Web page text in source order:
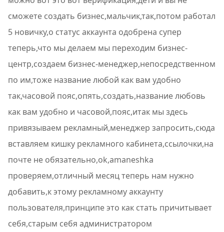
сможете создать бизнес,мальчик,так,потом работал
5 новичку,о статус аккаунта одобрена супер
теперь,что мы делаем мы переходим бизнес-
центр,создаем бизнес-менеджер,непосредственном
по им,тоже название любой как вам удобно
так,часовой пояс,опять,создать,название любовь
как вам удобно и часовой,пояс,итак мы здесь
привязываем рекламный,менеджер запросить,сюда
вставляем кишку рекламного кабинета,ссылочки,на
почте не обязательно,ok,amaneshka
проверяем,отличный месяц теперь нам нужно
добавить,к этому рекламному аккаунту
пользователя,принципе это как стать причитывает
себя,старым себя администратором